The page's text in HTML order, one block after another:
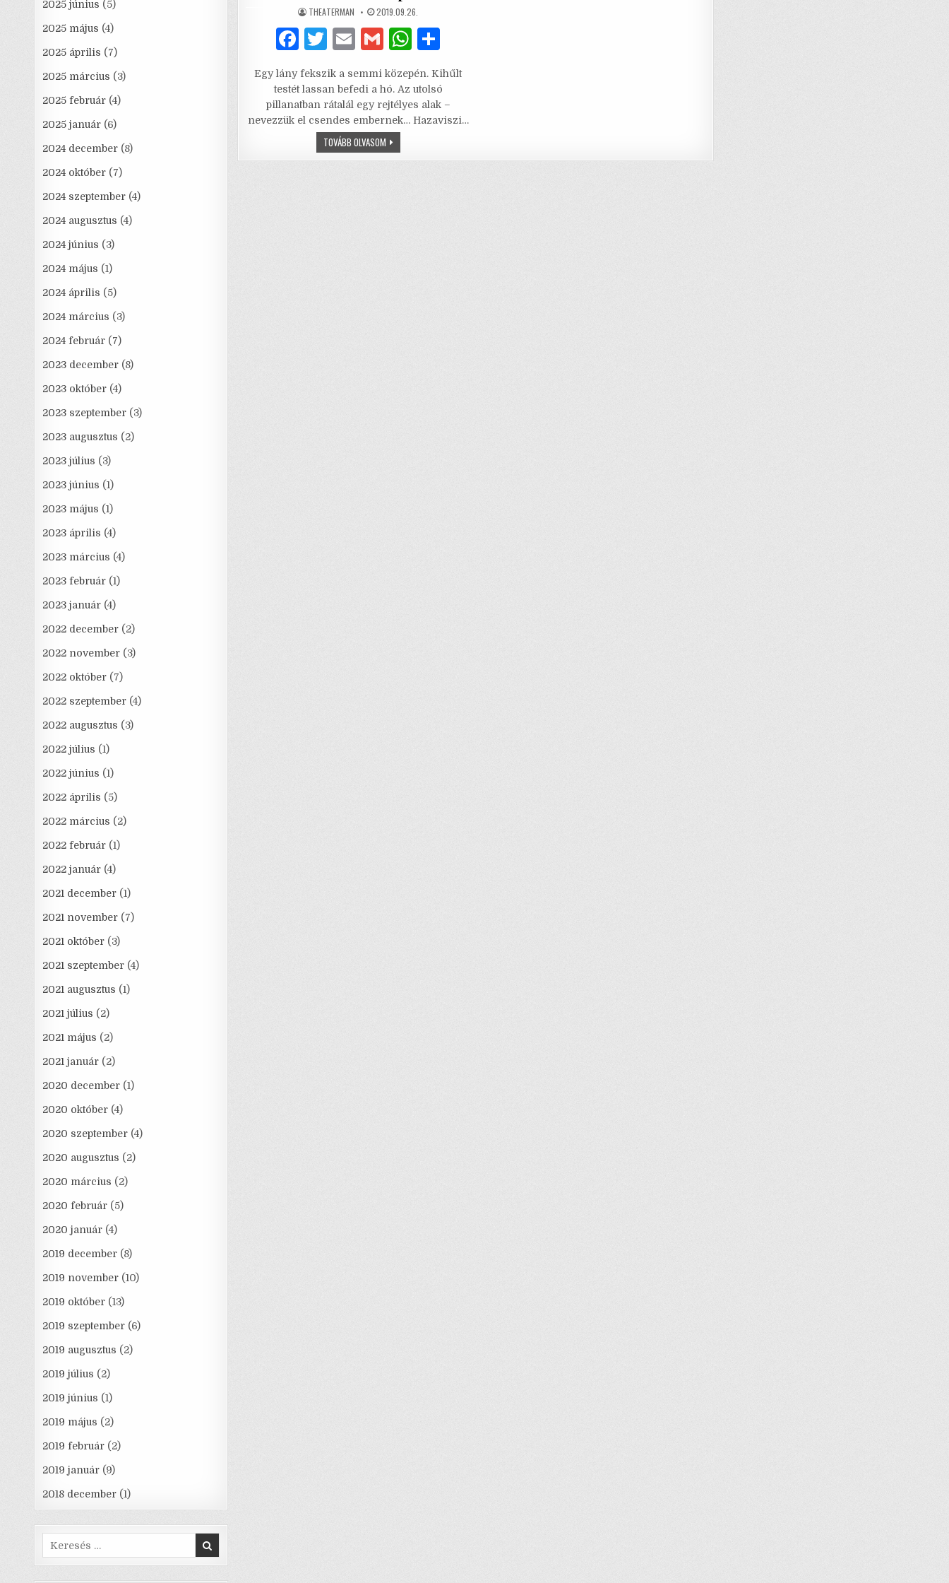
AUTHOR:
THEATERMAN PUBLISHED
2019.09.26.
F
c
e
b
o
T
it
te
r
E
ai
l
G
ai
l
W
at
s
A
ar
e
Egy lány fekszik a semmi közepén. Kihűlt
testét lassan befedi a hó. Az utolsó
pillanatban rátalál egy rejtélyes alak –
nevezzük el csendes embernek… Hazaviszi…
TOVÁBB OLVASOMÁRVÁCSKA
–
A
2025 június (5)
2025 május (4)
2025 április (7)
2025 március (3)
2025 február (4)
2025 január (6)
2024 december (8)
2024 október (7)
2024 szeptember (4)
2024 augusztus (4)
2024 június (3)
2024 május (1)
2024 április (5)
2024 március (3)
2024 február (7)
2023 december (8)
2023 október (4)
2023 szeptember (3)
2023 augusztus (2)
2023 július (3)
2023 június (1)
2023 május (1)
2023 április (4)
2023 március (4)
2023 február (1)
2023 január (4)
2022 december (2)
2022 november (3)
2022 október (7)
2022 szeptember (4)
2022 augusztus (3)
2022 július (1)
2022 június (1)
2022 április (5)
2022 március (2)
2022 február (1)
2022 január (4)
2021 december (1)
2021 november (7)
2021 október (3)
2021 szeptember (4)
2021 augusztus (1)
2021 július (2)
2021 május (2)
2021 január (2)
2020 december (1)
2020 október (4)
2020 szeptember (4)
2020 augusztus (2)
2020 március (2)
2020 február (5)
2020 január (4)
2019 december (8)
2019 november (10)
2019 október (13)
2019 szeptember (6)
2019 augusztus (2)
2019 július (2)
2019 június (1)
2019 május (2)
2019 február (2)
2019 január (9)
2018 december (1)
Search
for: